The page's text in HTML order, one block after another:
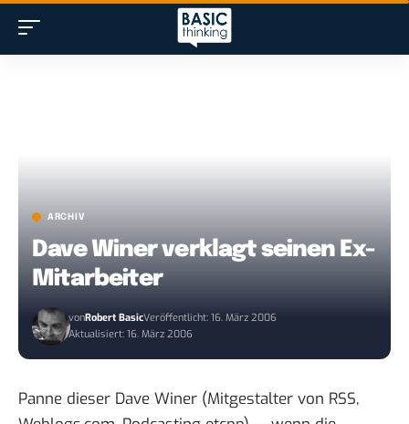
ARCHIV
Dave Winer verklagt seinen Ex-
Mitarbeiter
vonRobert BasicVeröffentlicht: 16. März 2006
Aktualisiert: 16. März 2006
Panne dieser Dave Winer (Mitgestalter von RSS,